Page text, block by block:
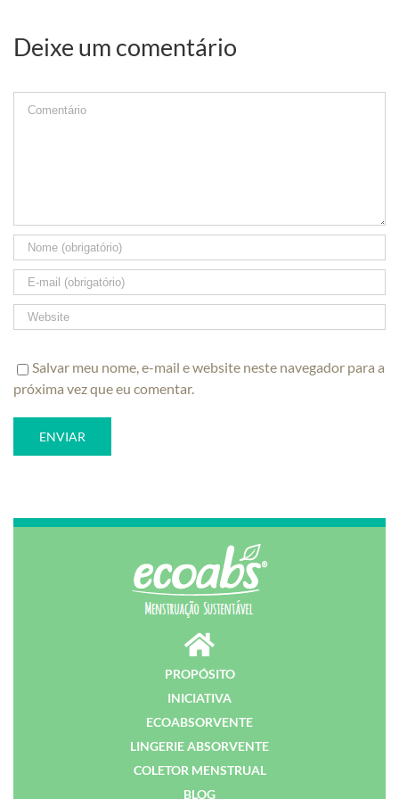
Deixe um comentário
Comment
Salvar meu nome, e-mail e website neste navegador para a
próxima vez que eu comentar.
PROPÓSITO
INICIATIVA
ECOABSORVENTE
LINGERIE ABSORVENTE
COLETOR MENSTRUAL
BLOG